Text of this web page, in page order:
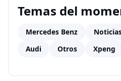
Temas del
Mercedes Benz
Audi
Otros Xpeng